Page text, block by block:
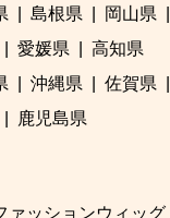
島根県 岡山県
愛媛県
高知県
沖縄県 佐賀県
鹿児島県
ァッションウィッグ